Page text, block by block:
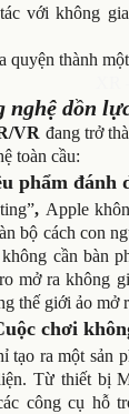
với không
nghệ dồn
VR đang trở
toàn cầu:
phẩm đánh
, Apple
bộ cách con
cần bàn
mở ra không
thế giới ảo mở
chơi
tạo ra một sản
Từ thiết bị
công cụ hỗ